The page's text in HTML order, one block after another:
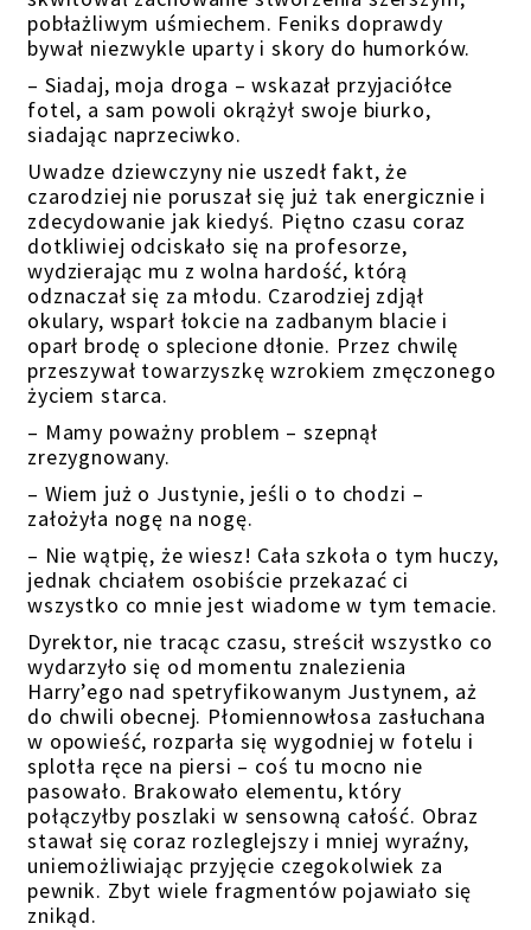
pobłażliwym uśmiechem. Feniks doprawdy
bywał niezwykle uparty i skory do humorków.
– Siadaj, moja droga – wskazał przyjaciółce
fotel, a sam powoli okrążył swoje biurko,
siadając naprzeciwko.
Uwadze dziewczyny nie uszedł fakt, że
czarodziej nie poruszał się już tak energicznie i
zdecydowanie jak kiedyś. Piętno czasu coraz
dotkliwiej odciskało się na profesorze,
wydzierając mu z wolna hardość, którą
odznaczał się za młodu. Czarodziej zdjął
okulary, wsparł łokcie na zadbanym blacie i
oparł brodę o splecione dłonie. Przez chwilę
przeszywał towarzyszkę wzrokiem zmęczonego
życiem starca.
– Mamy poważny problem – szepnął
zrezygnowany.
– Wiem już o Justynie, jeśli o to chodzi –
założyła nogę na nogę.
– Nie wątpię, że wiesz! Cała szkoła o tym huczy,
jednak chciałem osobiście przekazać ci
wszystko co mnie jest wiadome w tym temacie.
Dyrektor, nie tracąc czasu, streścił wszystko co
wydarzyło się od momentu znalezienia
Harry’ego nad spetryfikowanym Justynem, aż
do chwili obecnej. Płomiennowłosa zasłuchana
w opowieść, rozparła się wygodniej w fotelu i
splotła ręce na piersi – coś tu mocno nie
pasowało. Brakowało elementu, który
połączyłby poszlaki w sensowną całość. Obraz
stawał się coraz rozleglejszy i mniej wyraźny,
uniemożliwiając przyjęcie czegokolwiek za
pewnik. Zbyt wiele fragmentów pojawiało się
znikąd.